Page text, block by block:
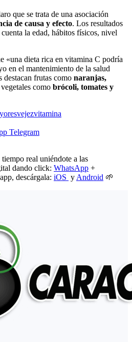
que se trata de una asociación
de causa y efecto. Los resultados
la edad, hábitos físicos, nivel
«una dieta rica en vitamina C podría
en el mantenimiento de la salud
destacan frutas como naranjas,
como brócoli, tomates y
vejezvitamina
Telegram
real uniéndote a las
dando click: WhatsApp +
descárgala: iOS y Android 🌱